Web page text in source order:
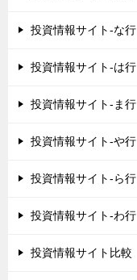
投資情報サイト-な行
投資情報サイト-は行
投資情報サイト-ま行
投資情報サイト-や行
投資情報サイト-ら行
投資情報サイト-わ行
投資情報サイト比較